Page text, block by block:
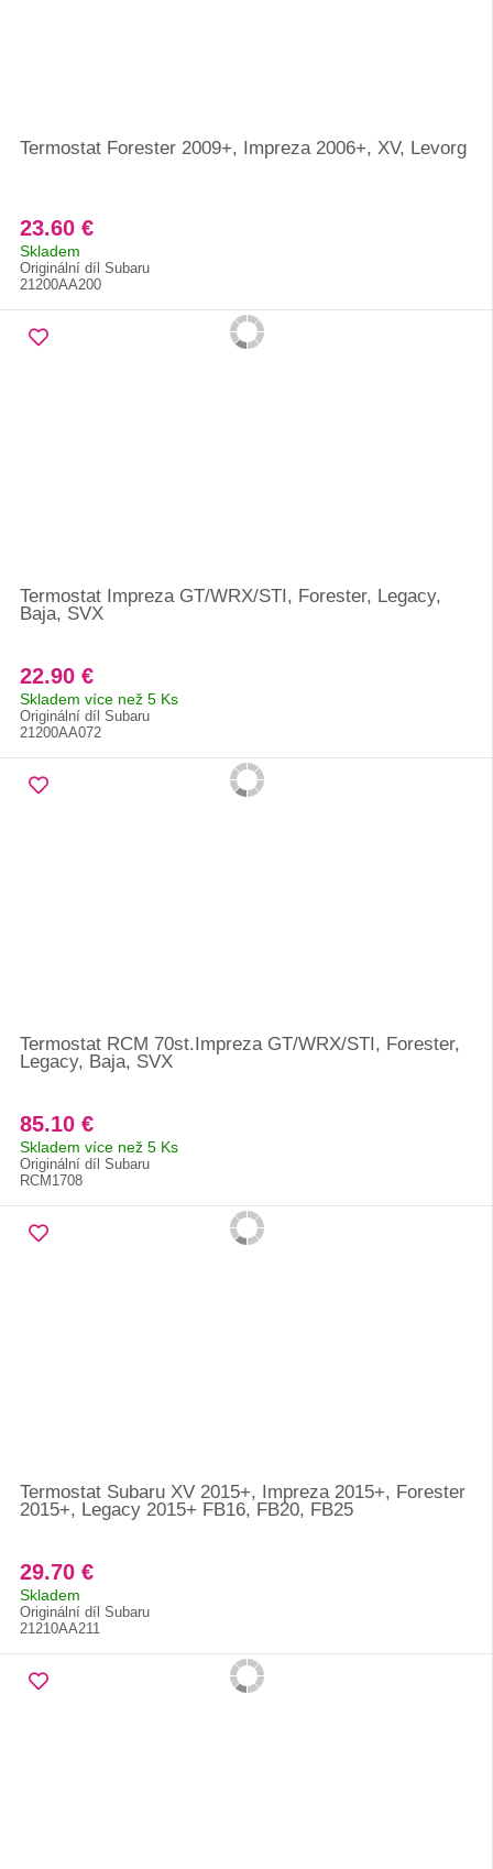
Termostat Forester 2009+, Impreza 2006+, XV, Levorg
23.60 €
Skladem
Originální díl Subaru
21200AA200
Termostat Impreza GT/WRX/STI, Forester, Legacy,
Baja, SVX
22.90 €
Skladem více než 5 Ks
Originální díl Subaru
21200AA072
Termostat RCM 70st.Impreza GT/WRX/STI, Forester,
Legacy, Baja, SVX
85.10 €
Skladem více než 5 Ks
Originální díl Subaru
RCM1708
Termostat Subaru XV 2015+, Impreza 2015+, Forester
2015+, Legacy 2015+ FB16, FB20, FB25
29.70 €
Skladem
Originální díl Subaru
21210AA211